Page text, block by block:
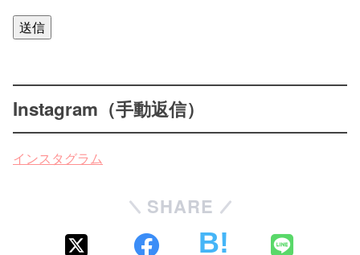
Instagram（手動返信）
インスタグラム
SHARE